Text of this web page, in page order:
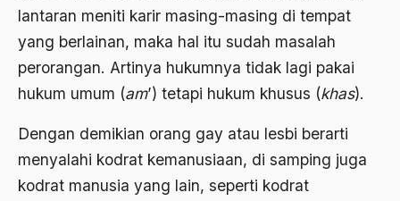
lantaran meniti karir masing-masing di tempat
yang berlainan, maka hal itu sudah masalah
perorangan. Artinya hukumnya tidak lagi pakai
hukum umum (am’) tetapi hukum khusus (khas).
Dengan demikian orang gay atau lesbi berarti
menyalahi kodrat kemanusiaan, di samping juga
kodrat manusia yang lain, seperti kodrat
Bidan NU
Bidang Budaya dan Sastra
Bidang Kebudayaan
Bidang Produksi
Bidang Sejarah